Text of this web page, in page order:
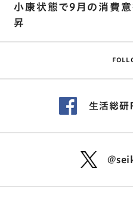
小康状態で9月の消費
昇
生活総研